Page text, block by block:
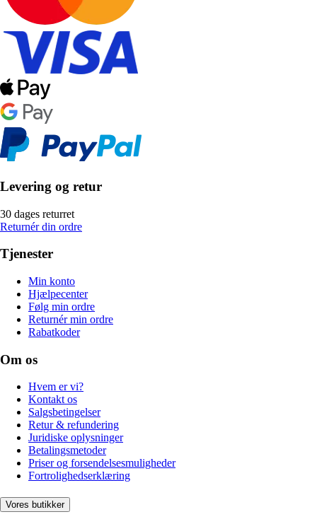
Levering og retur
30 dages returret
Returnér din ordre
Tjenester
Min konto
Hjælpecenter
Følg min ordre
Returnér min ordre
Rabatkoder
Om os
Hvem er vi?
Kontakt os
Salgsbetingelser
Retur & refundering
Juridiske oplysninger
Betalingsmetoder
Priser og forsendelsesmuligheder
Fortrolighedserklæring
Vores butikker